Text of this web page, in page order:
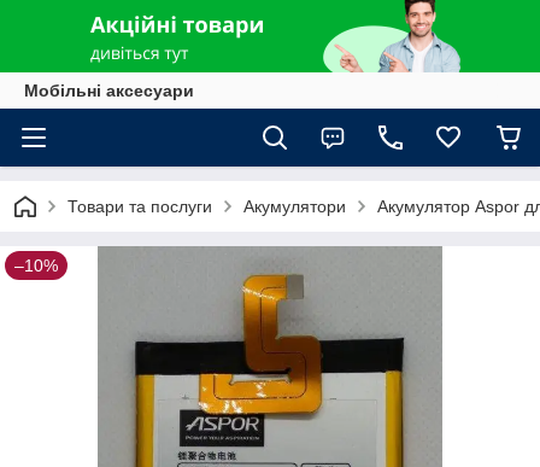
Мобільні аксесуари
Товари та послуги Акумулятори Акумулятор Aspor
–10%